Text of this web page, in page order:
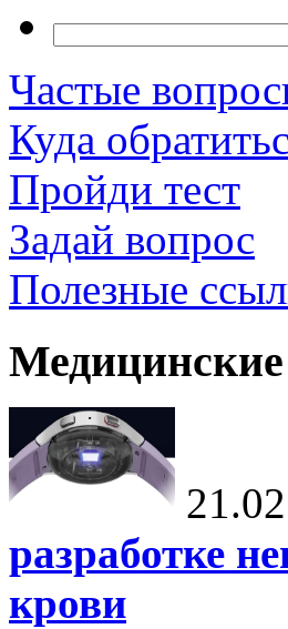
Частые
Куда
Пройди тест
Задай вопрос
Полезные
разработке
крови